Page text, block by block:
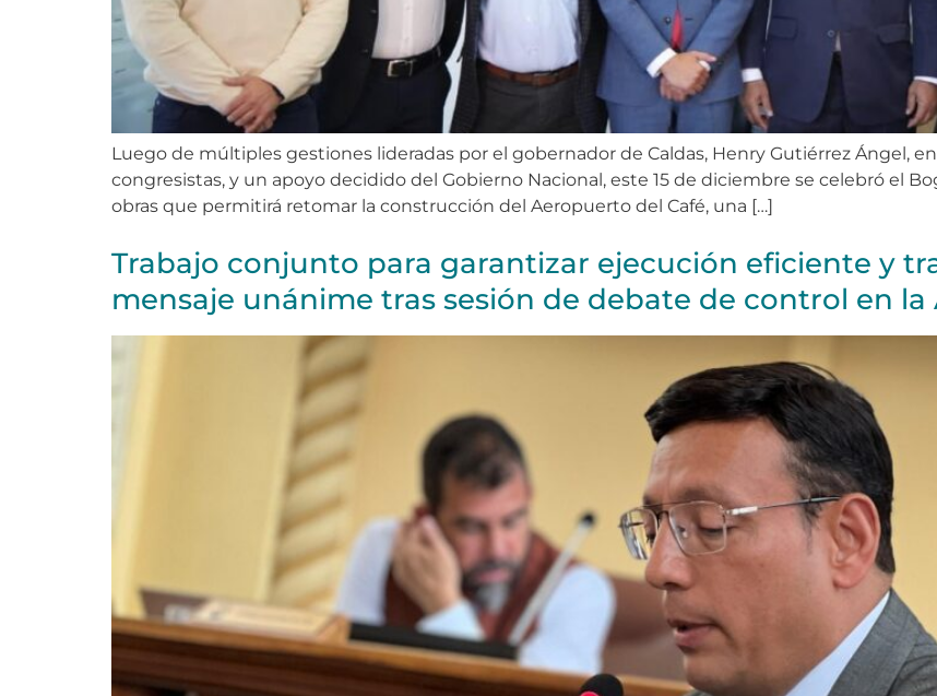
Luego de múltiples gestiones lideradas por el gobernador de Caldas, Henry Gutiérrez Ángel,
congresistas, y un apoyo decidido del Gobierno Nacional, este 15 de diciembre se celebró el
obras que permitirá retomar la construcción del Aeropuerto del Café, una […]
Trabajo conjunto para garantizar ejecución eficiente y
mensaje unánime tras sesión de debate de control en la